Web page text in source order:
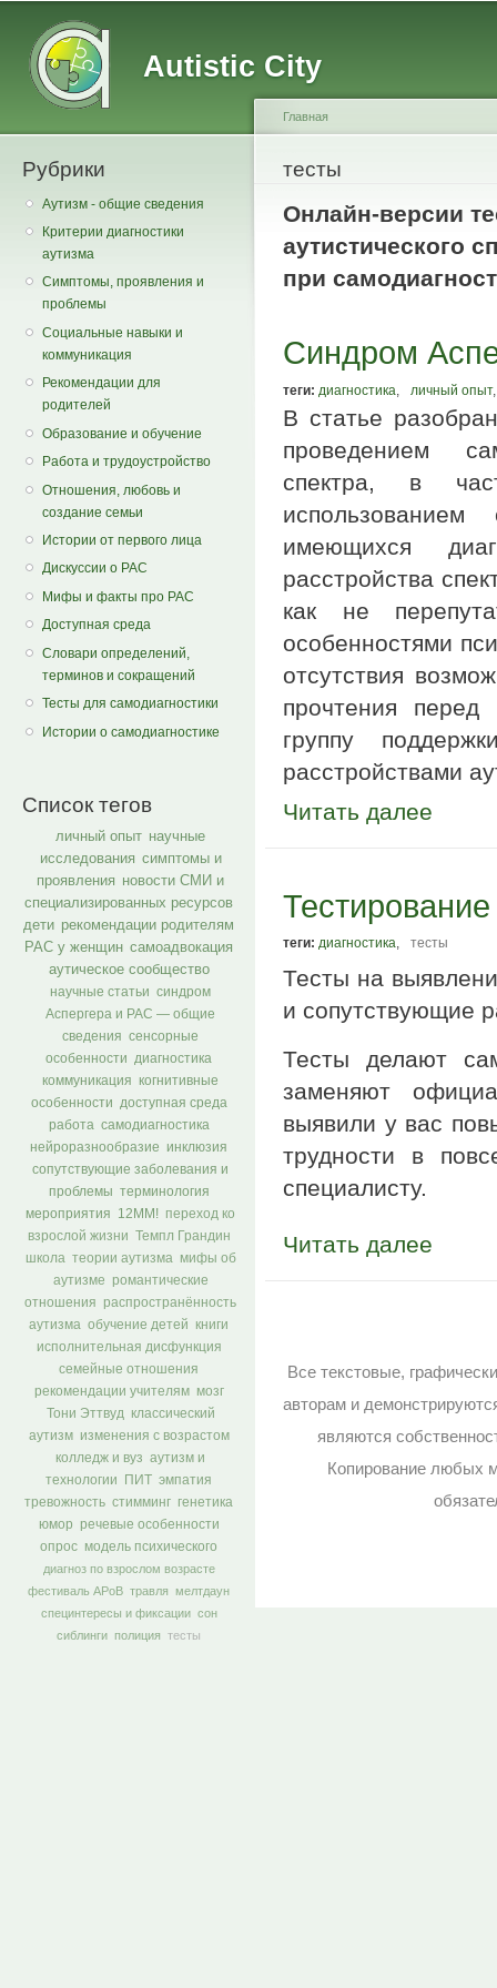
Autistic City
Рубрики
Аутизм - общие сведения
Критерии диагностики
аутизма
Симптомы, проявления и
проблемы
Социальные навыки и
коммуникация
Рекомендации для
родителей
Образование и обучение
Работа и трудоустройство
Отношения, любовь и
создание семьи
Истории от первого лица
Дискуссии о РАС
Мифы и факты про РАС
Доступная среда
Словари определений,
терминов и сокращений
Тесты для самодиагностики
Истории о самодиагностике
Список тегов
личный опыт научные
исследования симптомы и
проявления новости СМИ и
специализированных ресурсов
дети рекомендации родителям
РАС у женщин самоадвокация
аутическое сообщество
научные статьи синдром
Аспергера и РАС — общие
сведения сенсорные
особенности диагностика
коммуникация когнитивные
особенности доступная среда
работа самодиагностика
нейроразнообразие инклюзия
сопутствующие заболевания и
проблемы терминология
мероприятия 12ММ! переход ко
взрослой жизни
Темпл Грандин
школа теории аутизма
мифы об
аутизме
романтические
отношения
распространённость
аутизма обучение детей
книги
исполнительная дисфункция
семейные отношения
рекомендации учителям
мозг
Тони Эттвуд
классический
аутизм
изменения с возрастом
колледж и вуз аутизм и
технологии
ПИТ
эмпатия
тревожность стимминг генетика
юмор
речевые особенности
опрос модель психического
диагноз по взрослом возрасте
фестиваль АРоВ травля мелтдаун
специнтересы и фиксации сон
сиблинги полиция тесты
You are here
Главная
тесты
Онлайн-версии
аутистического
при
Cиндром
теги: диагностика личный опыт,
В статье
проведением
спектра, в
имеющихся
расстройства
как не
особенностями
отсутствия
прочтения
группу
расстройствами
Читать далее
Тестирование
теги: диагностика, тесты
Тесты на
и сопутствующие
Тесты делают
заменяют
выявили у вас
трудности в
специалисту.
Читать далее
Все текстовые,
авторам и
являются
Копирование любых